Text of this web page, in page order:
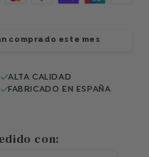
comprado este mes
ALTA CALIDAD
FABRICADO EN ESPAÑA
con: